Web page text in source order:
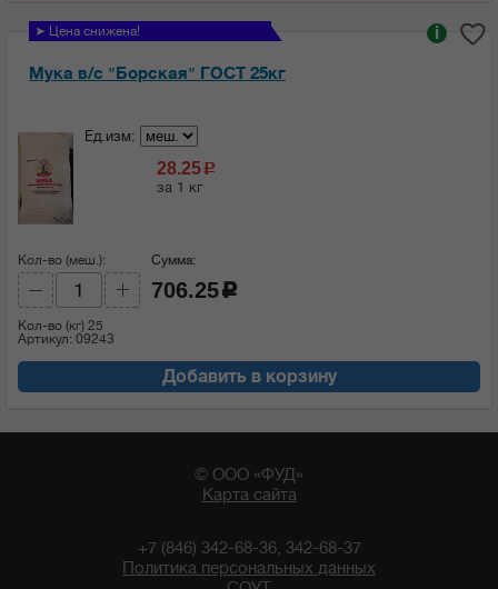
➤ Цена снижена!
Мука в/с "Борская" ГОСТ 25кг
i
Ед.изм:
28.25c
за 1 кг
Кол-во (меш.):
Кол-во (кг) 25
Артикул: 09243
Сумма:
706.25 c
Добавить в корзину
© ООО «ФУД»
Карта сайта
+7 (846) 342-68-36, 342-68-37
Политика персональных данных